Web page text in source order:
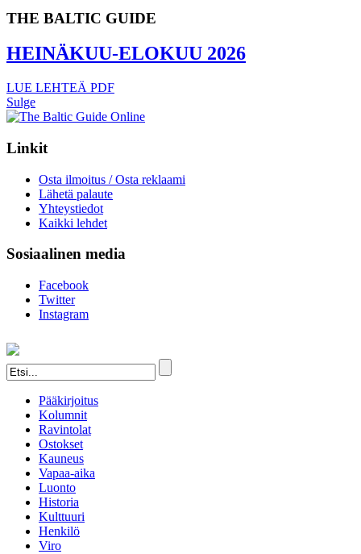
THE BALTIC GUIDE
HEINÄKUU-ELOKUU 2026
LUE LEHTEÄ PDF
Sulge
Linkit
Osta ilmoitus / Osta reklaami
Lähetä palaute
Yhteystiedot
Kaikki lehdet
Sosiaalinen media
Facebook
Twitter
Instagram
Pääkirjoitus
Kolumnit
Ravintolat
Ostokset
Kauneus
Vapaa-aika
Luonto
Historia
Kulttuuri
Henkilö
Viro